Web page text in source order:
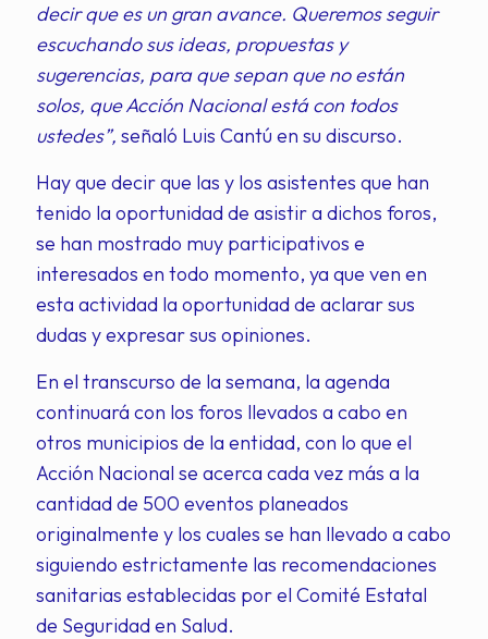
decir que es un gran avance. Queremos seguir
escuchando sus ideas, propuestas y
sugerencias, para que sepan que no están
solos, que Acción Nacional está con todos
ustedes”, señaló Luis Cantú en su discurso.
Hay que decir que las y los asistentes que han
tenido la oportunidad de asistir a dichos foros,
se han mostrado muy participativos e
interesados en todo momento, ya que ven en
esta actividad la oportunidad de aclarar sus
dudas y expresar sus opiniones.
En el transcurso de la semana, la agenda
continuará con los foros llevados a cabo en
otros municipios de la entidad, con lo que el
Acción Nacional se acerca cada vez más a la
cantidad de 500 eventos planeados
originalmente y los cuales se han llevado a cabo
siguiendo estrictamente las recomendaciones
sanitarias establecidas por el Comité Estatal
de Seguridad en Salud.